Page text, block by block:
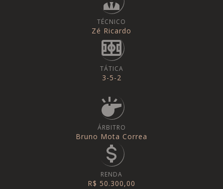
TÉCNICO
Zé Ricardo
TÁTICA
3-5-2
ÁRBITRO
Bruno Mota Correa
RENDA
R$ 50.300,00